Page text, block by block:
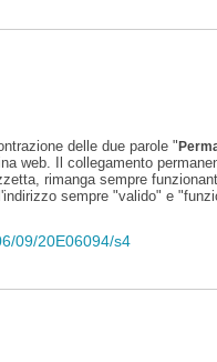
delle due parole "
web. Il collegamento
rimanga sempre
sempre "valido" e
09/20E06094/s4